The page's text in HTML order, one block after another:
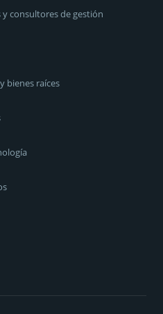
consultores de gestión
bienes raíces